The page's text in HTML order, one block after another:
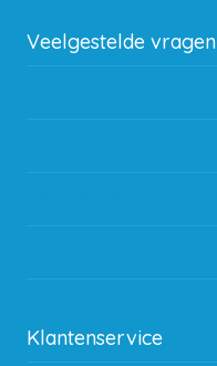
Veelgestelde vragen
Klantenservice